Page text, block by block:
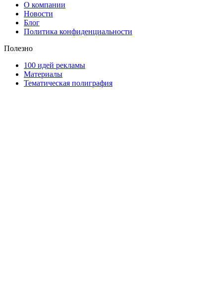
О компании
Новости
Блог
Политика конфиденциальности
Полезно
100 идей рекламы
Материалы
Тематическая полиграфия